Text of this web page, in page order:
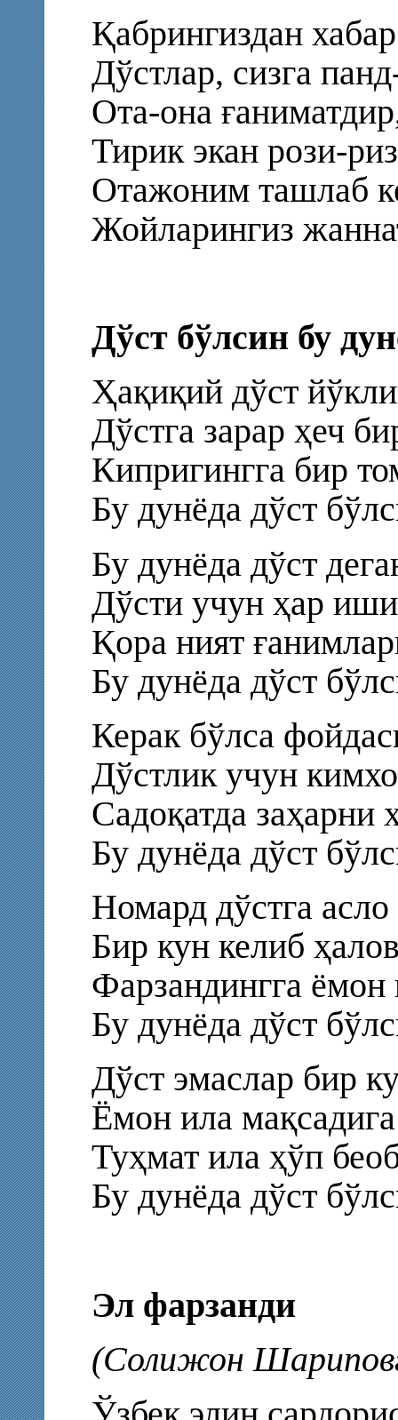
Қабрингиздан
Дўстлар, сизга
Ота-она
Тирик экан рози-
Отажоним ташлаб
Жойларингиз
Дўст бўлсин бу
Ҳақиқий дўст
Дўстга зарар ҳеч
Кипригингга бир
Бу дунёда дўст
Бу дунёда дўст
Дўсти учун ҳар
Қора ният
Бу дунёда дўст
Керак бўлса
Дўстлик учун
Садоқатда заҳарни
Бу дунёда дўст
Номард дўстга
Бир кун келиб
Фарзандингга ёмон
Бу дунёда дўст
Дўст эмаслар бир
Ёмон ила
Туҳмат ила ҳўп
Бу дунёда дўст
Эл фарзанди
(Солижон